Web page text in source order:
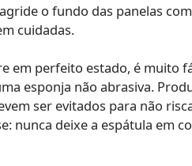
o fundo das panelas
cuidadas.
em perfeito estado, é muito
esponja não abrasiva.
ser evitados para não
nunca deixe a espátula em